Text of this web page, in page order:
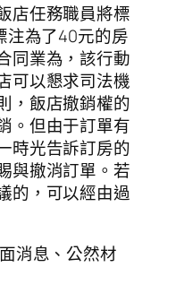
店任務職員將標
注為了40元的房
同業為，該行動
可以懇求司法機
，飯店撤銷權的
。但由于訂單有
時光告訴訂房的
與撤消訂單。若
的，可以經由過
消息、公然材